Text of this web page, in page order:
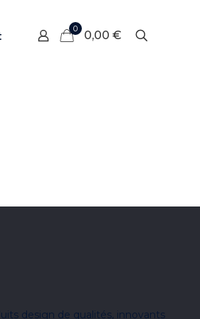
0 0,00 €
design de qualités, innovants